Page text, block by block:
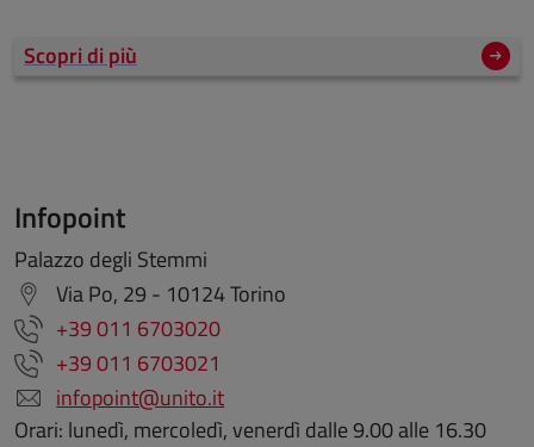
Scopri di più
Infopoint
Palazzo degli Stemmi
Via Po, 29 - 10124 Torino
+39 011 6703020
+39 011 6703021
infopoint@unito.it
Orari: lunedì, mercoledì, venerdì dalle 9.00 alle 16.30